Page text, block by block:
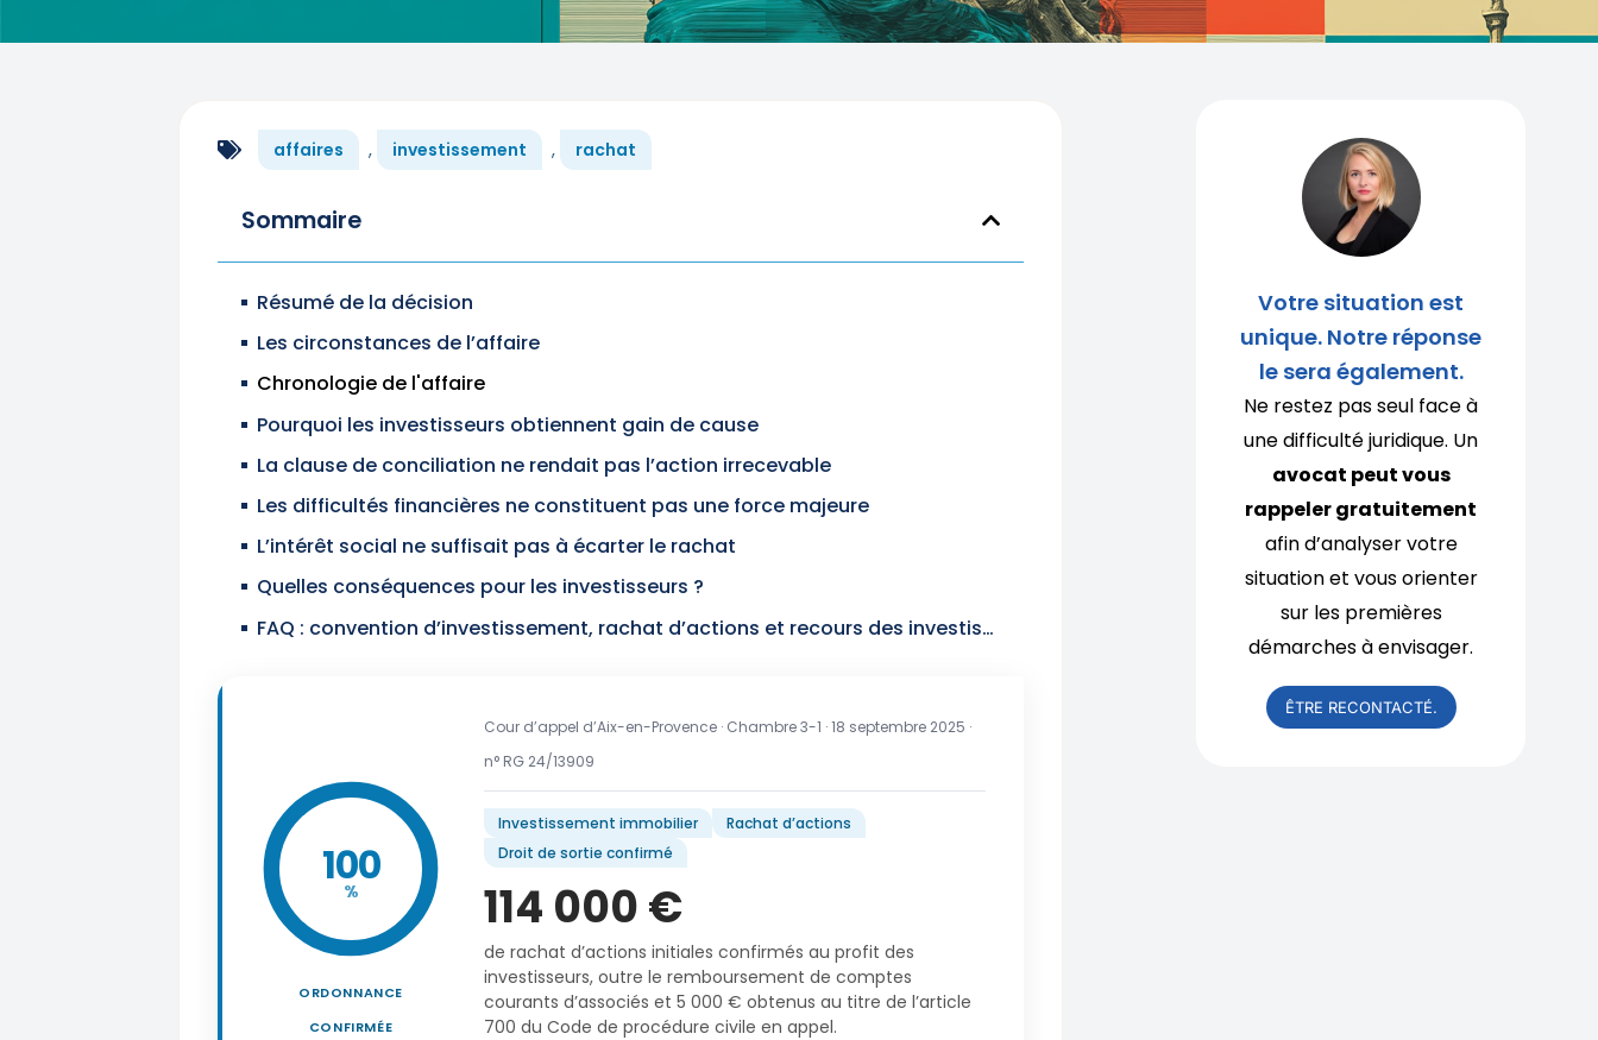
affaires , investissement , rachat
Sommaire
Résumé de la décision
Les circonstances de l’affaire
Chronologie de l'affaire
Pourquoi les investisseurs obtiennent gain de cause
La clause de conciliation ne rendait pas l’action irrecevable
Les difficultés financières ne constituent pas une force majeure
L’intérêt social ne suffisait pas à écarter le rachat
Quelles conséquences pour les investisseurs ?
FAQ : convention d’investissement, rachat d’actions et recours des investisseurs
100
%
ORDONNANCE
CONFIRMÉE
Cour d’appel d’Aix-en-Provence · Chambre 3-1 · 18 septembre 2025 ·
n° RG 24/13909
Investissement immobilier
Rachat d’actions
Droit de sortie confirmé
114 000€
de rachat d’actions initiales confirmés au profit des
investisseurs, outre le remboursement de comptes
courants d’associés et 5 000 € obtenus au titre de l’article
700 du Code de procédure civile en appel.
Votre situation est
unique. Notre réponse
le sera également.
Ne restez pas seul face à
une difficulté juridique. Un
avocat peut vous
rappeler gratuitement
afin d’analyser votre
situation et vous orienter
sur les premières
démarches à envisager.
ÊTRE RECONTACTÉ.